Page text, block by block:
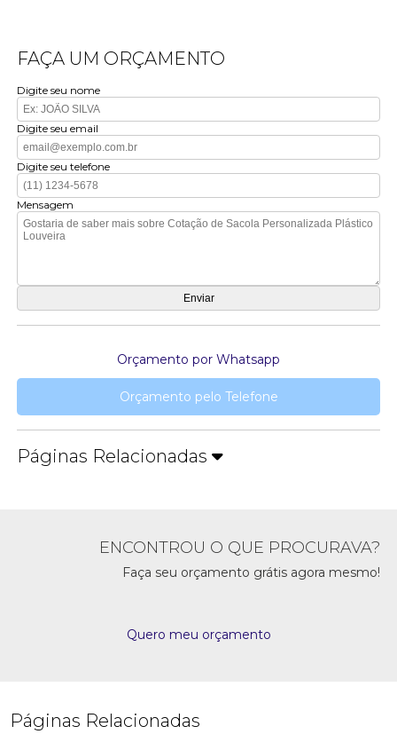
FAÇA UM ORÇAMENTO
Digite seu nome
Digite seu email
Digite seu telefone
Mensagem
Orçamento por Whatsapp
Orçamento pelo Telefone
Páginas Relacionadas
ENCONTROU O QUE PROCURAVA?
Faça seu orçamento grátis agora mesmo!
Quero meu orçamento
Páginas Relacionadas